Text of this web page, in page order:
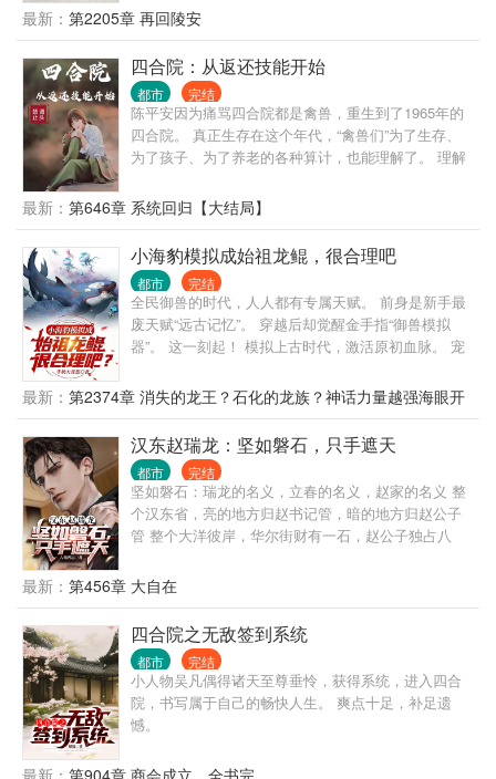
之后，他明白了下医医人，上医医国的道理，为了救
治更多的人，从而毅然决然的走向了官场，游走在
政、军、商等各种圈子。 从赤脚郎中，到执政一方，
从懵懂青涩，到老成练达，看凌游如何达成他心中“安
得广厦千万间，大庇天下寒士俱欢颜的崇高理想”。
注：本文只是小说，文中提到的药方偏方以及医疗手
法不可尝试。
最新： 第2205章 再回陵安
四合院：从返还技能开始
都市 完结
陈平安因为痛骂四合院都是禽兽，重生到了1965年的
四合院。 真正生存在这个年代，“禽兽们”为了生存、
为了孩子、为了养老的各种算计，也能理解了。 理解
得“算计”人设，获得“返还”技能开始，每月获得一个技
能。 这是个物资匮乏的时代，还有风暴即将来袭，陈
平安只想和家人平安度日，家庭幸福美满的生活。
最新： 第646章 系统回归【大结局】
小海豹模拟成始祖龙鲲，很合理吧
都市 完结
全民御兽的时代，人人都有专属天赋。 前身是新手最
废天赋“远古记忆”。 穿越后却觉醒金手指“御兽模拟
器”。 这一刻起！ 模拟上古时代，激活原初血脉。 宠
能养出始祖龙鲲。 小灵猴开局，也能养出齐天大圣。
小细狗开局，也能养出昆仑犬神。 小色鸽开局，也能
养出星空域主。 小草兔开局，也能养出月神兔仙。 全
员古神兽级！ 没有最逆天，只有更逆天！ ps:初始宠
兽是一只小海豹_(:3 ⌒?)_ 爱国，正能量，有表妹，有
农药，不喜勿入 应粉丝要求，30万在读lolita女装热舞
╮( ??ω?? )╭
最新： 第2374章 消失的龙王？石化的龙族？神话力量越强海眼开
得越快？
汉东赵瑞龙：坚如磐石，只手遮天
都市 完结
坚如磐石：瑞龙的名义，立春的名义，赵家的名义 整
个汉东省，亮的地方归赵书记管，暗的地方归赵公子
管 整个大洋彼岸，华尔街财有一石，赵公子独占八
论谁在管，赵公子在的地方，都统一归赵公子管 年轻
气盛刘华强，疯癫狂傲苗青山，无法无天谢文东，胜
天半子祁同伟，逆天改命黎志田，绿藤大佬高明远，
全村带富林耀东，横扫港城张世豪… 黎志田：钱外有
钱，官上还有官，赵公子便是我最后的底牌 郑刚：赵
公子是大船我是小船。哦不对，在赵家人面前，我什
么都不是 林耀东：带塔寨的年轻人在南亚开厂淘金，
风险低利润高，为赵家打工未来有盼头 陆秉坤：赵公
最新： 第456章 大自在
四合院之无敌签到系统
都市 完结
小人物吴凡偶得诸天至尊垂怜，获得系统，进入四合
院，书写属于自己的畅快人生。 爽点十足，补足遗
憾。
最新： 第904章 商会成立，全书完